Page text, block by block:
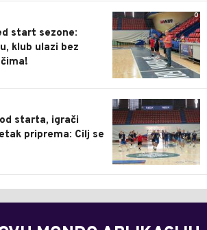
0
start sezone:
klub ulazi bez
0
starta, igrači
priprema: Cilj se